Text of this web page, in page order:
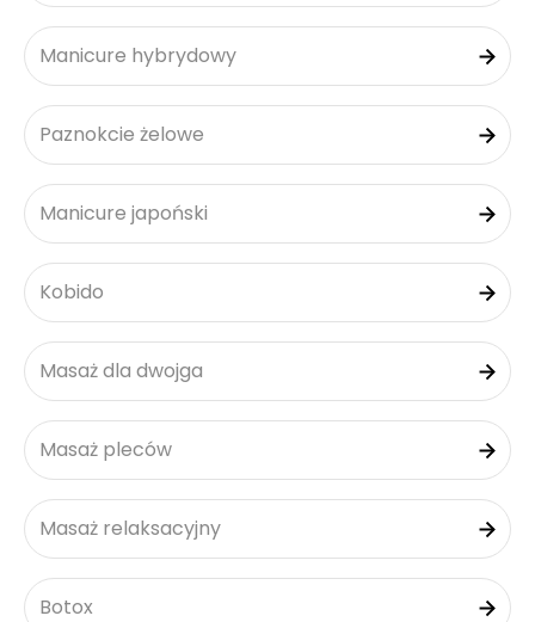
Manicure hybrydowy
Paznokcie żelowe
Manicure japoński
Kobido
Masaż dla dwojga
Masaż pleców
Masaż relaksacyjny
Botox